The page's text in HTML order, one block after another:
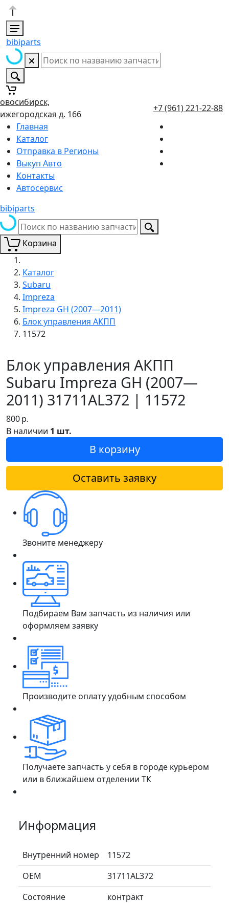
bibiparts
д. 166
+7 (961) 221-22-88
Главная
Каталог
Отправка в Регионы
Выкуп Авто
Контакты
Автосервис
bibiparts
Корзина
Каталог
Subaru
Impreza
Impreza GH (2007—2011)
Блок управления АКПП
11572
Блок управления АКПП
Subaru Impreza GH (2007—
2011) 31711AL372 | 11572
800р.
В наличии 1 шт.
В корзину
Оставить заявку
Звоните менеджеру
Подбираем Вам запчасть из наличия или
оформляем заявку
Производите оплату удобным способом
Получаете запчасть у себя в городе курьером
или в ближайшем отделении ТК
Информация
Внутренний номер
11572
ОЕМ
31711AL372
Состояние
контракт